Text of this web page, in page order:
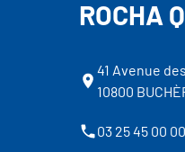
ROCHA
41 Avenue
10800
03 25 45 00 00